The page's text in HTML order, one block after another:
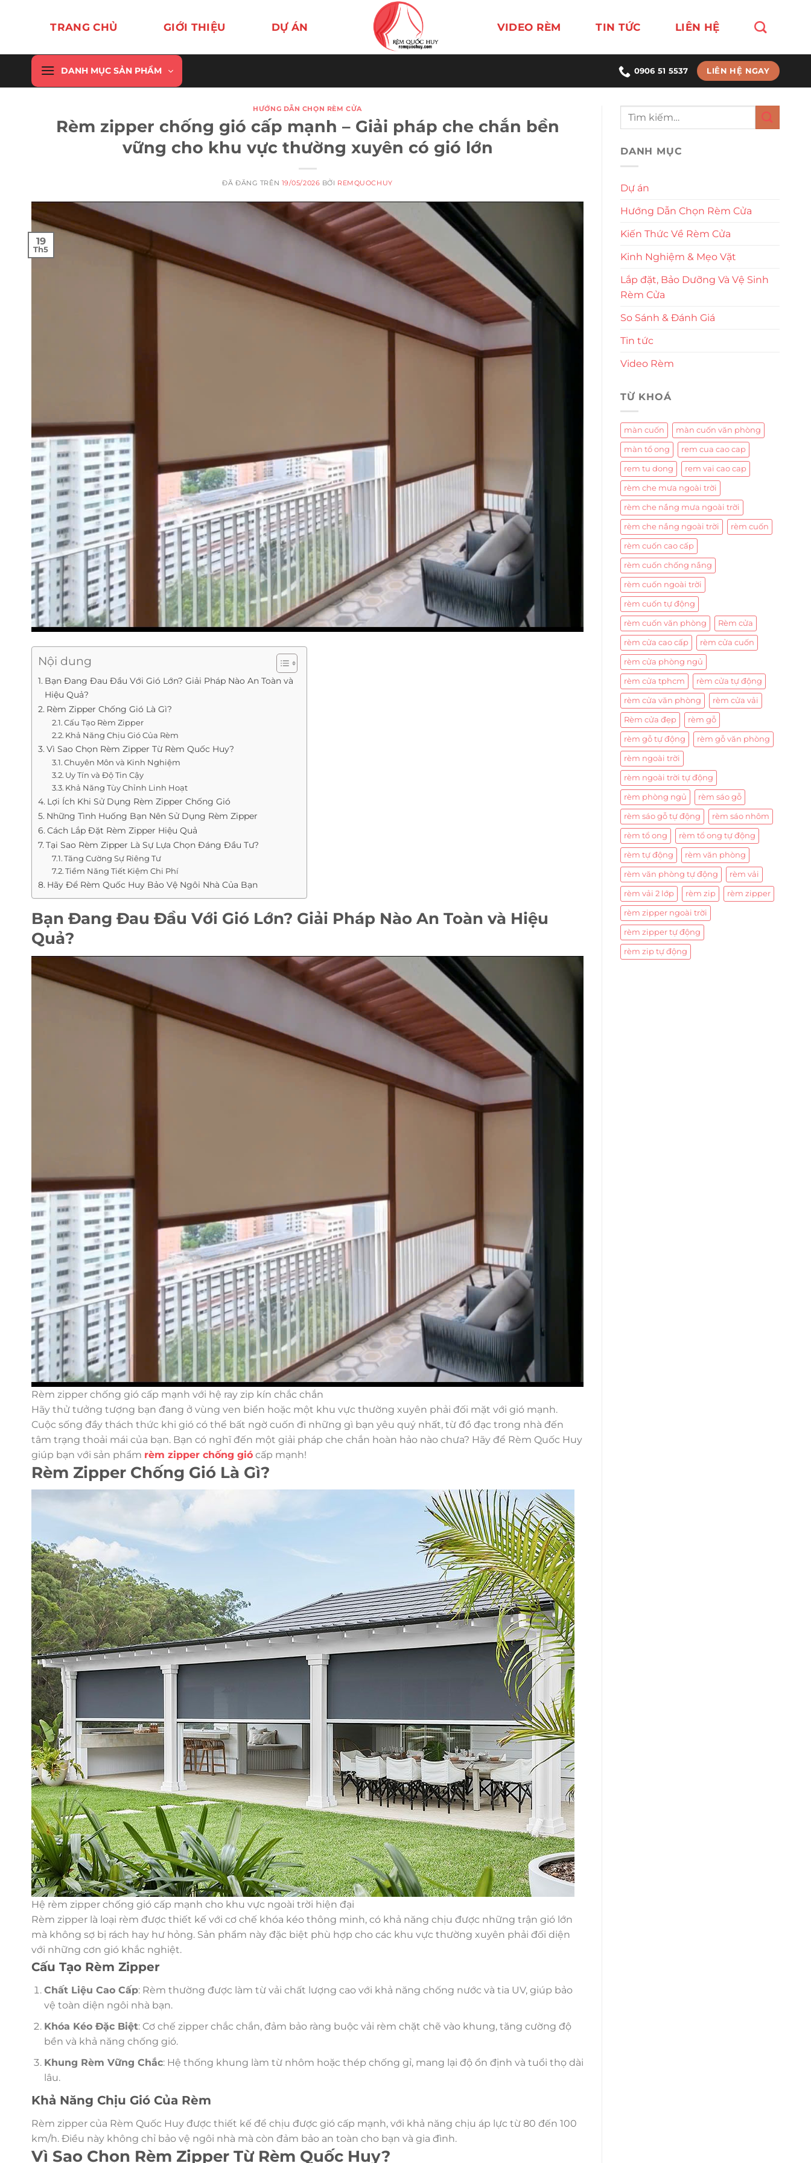
dung
TRANG CHỦ GIỚI THIỆU DỰ ÁN VIDEO RÈM TIN TỨC LIÊN HỆ
DANH MỤC SẢN PHẨM 0906 51 5537 LIÊN HỆ NGAY
HƯỚNG DẪN CHỌN RÈM CỬA
Rèm zipper chống gió cấp mạnh – Giải pháp che chắn bền
vững cho khu vực thường xuyên có gió lớn
ĐÃ ĐĂNG TRÊN 19/05/2026 BỞI REMQUOCHUY
19
Th5
Nội dung
Bạn Đang Đau Đầu Với Gió Lớn? Giải Pháp Nào An Toàn và
Hiệu Quả?
Rèm Zipper Chống Gió Là Gì?
Cấu Tạo Rèm Zipper
Khả Năng Chịu Gió Của Rèm
Vì Sao Chọn Rèm Zipper Từ Rèm Quốc Huy?
Chuyên Môn và Kinh Nghiệm
Uy Tín và Độ Tin Cậy
Khả Năng Tùy Chỉnh Linh Hoạt
Lợi Ích Khi Sử Dụng Rèm Zipper Chống Gió
Những Tình Huống Bạn Nên Sử Dụng Rèm Zipper
Cách Lắp Đặt Rèm Zipper Hiệu Quả
Tại Sao Rèm Zipper Là Sự Lựa Chọn Đáng Đầu Tư?
Tăng Cường Sự Riêng Tư
Tiềm Năng Tiết Kiệm Chi Phí
Hãy Để Rèm Quốc Huy Bảo Vệ Ngôi Nhà Của Bạn
Bạn Đang Đau Đầu Với Gió Lớn? Giải Pháp Nào An Toàn và Hiệu
Quả?
Rèm zipper chống gió cấp mạnh với hệ ray zip kín chắc chắn
Hãy thử tưởng tượng bạn đang ở vùng ven biển hoặc một khu vực thường xuyên phải đối mặt với gió mạnh.
Cuộc sống đầy thách thức khi gió có thể bất ngờ cuốn đi những gì bạn yêu quý nhất, từ đồ đạc trong nhà đến
tâm trạng thoải mái của bạn. Bạn có nghĩ đến một giải pháp che chắn hoàn hảo nào chưa? Hãy để Rèm Quốc Huy
giúp bạn với sản phẩm rèm zipper chống gió cấp mạnh!
Rèm Zipper Chống Gió Là Gì?
Hệ rèm zipper chống gió cấp mạnh cho khu vực ngoài trời hiện đại
Rèm zipper là loại rèm được thiết kế với cơ chế khóa kéo thông minh, có khả năng chịu được những trận gió lớn
mà không sợ bị rách hay hư hỏng. Sản phẩm này đặc biệt phù hợp cho các khu vực thường xuyên phải đối diện
với những cơn gió khắc nghiệt.
Cấu Tạo Rèm Zipper
Chất Liệu Cao Cấp: Rèm thường được làm từ vải chất lượng cao với khả năng chống nước và tia UV, giúp bảo
vệ toàn diện ngôi nhà bạn.
Khóa Kéo Đặc Biệt: Cơ chế zipper chắc chắn, đảm bảo ràng buộc vải rèm chặt chẽ vào khung, tăng cường độ
bền và khả năng chống gió.
Khung Rèm Vững Chắc: Hệ thống khung làm từ nhôm hoặc thép chống gỉ, mang lại độ ổn định và tuổi thọ dài
lâu.
Khả Năng Chịu Gió Của Rèm
Rèm zipper của Rèm Quốc Huy được thiết kế để chịu được gió cấp mạnh, với khả năng chịu áp lực từ 80 đến 100
km/h. Điều này không chỉ bảo vệ ngôi nhà mà còn đảm bảo an toàn cho bạn và gia đình.
Vì Sao Chọn Rèm Zipper Từ Rèm Quốc Huy?
DANH MỤC
Dự án
Hướng Dẫn Chọn Rèm Cửa
Kiến Thức Về Rèm Cửa
Kinh Nghiệm & Mẹo Vặt
Lắp đặt, Bảo Dưỡng Và Vệ Sinh
Rèm Cửa
So Sánh & Đánh Giá
Tin tức
Video Rèm
TỪ KHOÁ
màn cuốn màn cuốn văn phòng
màn tổ ong rem cua cao cap
rem tu dong rem vai cao cap
rèm che mưa ngoài trời
rèm che nắng mưa ngoài trời
rèm che nắng ngoài trời rèm cuốn
rèm cuốn cao cấp
rèm cuốn chống nắng
rèm cuốn ngoài trời
rèm cuốn tự động
rèm cuốn văn phòng Rèm cửa
rèm cửa cao cấp rèm cửa cuốn
rèm cửa phòng ngủ
rèm cửa tphcm rèm cửa tự động
rèm cửa văn phòng rèm cửa vải
Rèm cửa đẹp rèm gỗ
rèm gỗ tự động rèm gỗ văn phòng
rèm ngoài trời
rèm ngoài trời tự động
rèm phòng ngủ rèm sáo gỗ
rèm sáo gỗ tự động rèm sáo nhôm
rèm tổ ong rèm tổ ong tự động
rèm tự động rèm văn phòng
rèm văn phòng tự động rèm vải
rèm vải 2 lớp rèm zip rèm zipper
rèm zipper ngoài trời
rèm zipper tự động
rèm zip tự động